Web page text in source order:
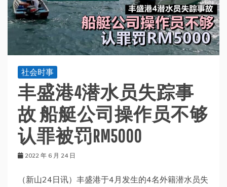
社会时事
丰盛港4潜水员失踪事
故 船艇公司操作员不够
认罪被罚RM5000
2022 年 6 月 24 日
（新山24日讯）丰盛港于4月发生的4名外籍潜水员失